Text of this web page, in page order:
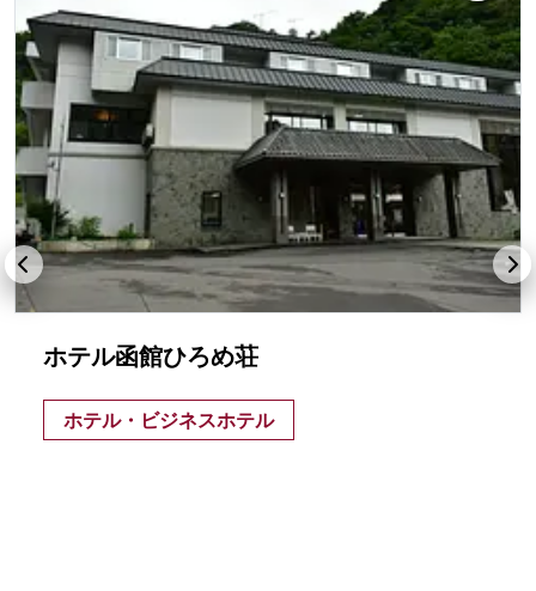
ホテル函館ひろめ荘
ホテル・ビジネスホテル